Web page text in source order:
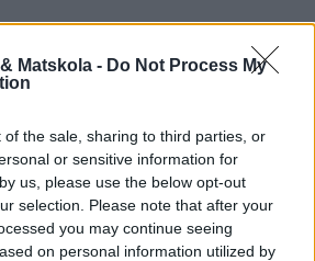
Matskola - Do Not Process My
of the sale, sharing to third parties, or
or sensitive information for
us, please use the below opt-out
selection. Please note that after your
you may continue seeing
on personal information utilized by